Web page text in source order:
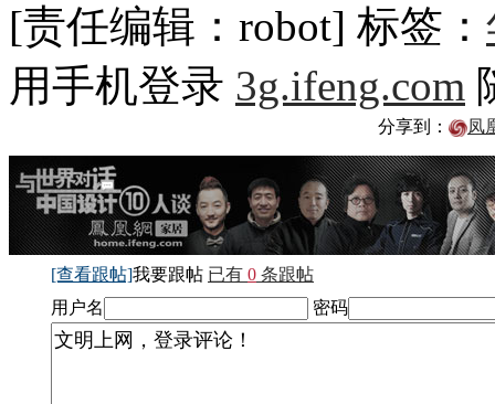
[责任编辑：robot] 标签：
用手机登录 3g.ifeng.com
分享到： 凤
[查看跟帖]我要跟帖 已有 0 条跟帖
用户名
密码